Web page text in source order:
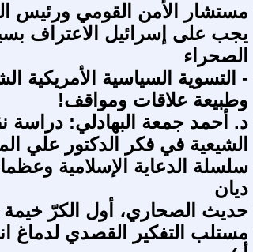
مستشار الأمن القومي ورئيس
يجب على إسرائيل الاعتراف
الصحراء
- التسوية السياسية الأمريكية
وطبيعة علاقات ومواقف!
د. أحمد جمعة البهادلي: دراسة
الشيعية في فكر الدكتور علي
ديان
حديث الصحاري، أول الكرّ
مستلب التفكير القصدي لدماغ